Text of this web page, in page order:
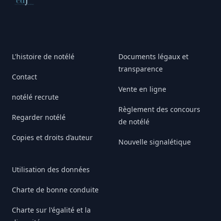
L'histoire de notélé
Contact
notélé recrute
Regarder notélé
Copies et droits d’auteur
Utilisation des données
Charte de bonne conduite
Charte sur l'égalité et la
Documents légaux et
transparence
Vente en ligne
Règlement des concours
de notélé
Nouvelle signalétique